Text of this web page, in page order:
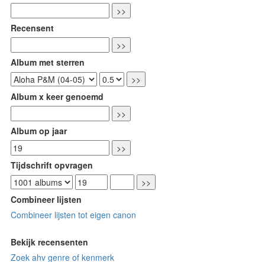
Recensent
Album met sterren
Album x keer genoemd
Album op jaar
Tijdschrift opvragen
Combineer lijsten
Combineer lijsten tot eigen canon
Bekijk recensenten
Zoek ahv genre of kenmerk